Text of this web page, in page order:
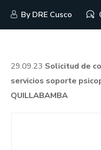
By DRE Cusco
29.09.23 Solicitud de
servicios soporte
QUILLABAMBA